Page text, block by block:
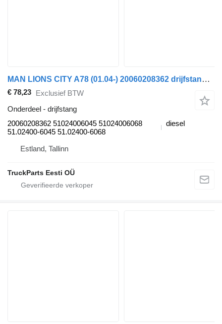
MAN LIONS CITY A78 (01.04-) 20060208362 drijfstang voor MAN Lion's bus (1991-)
€ 78,23 Exclusief BTW
Onderdeel - drijfstang
20060208362 51024006045 51024006068
51.02400-6045 51.02400-6068
diesel
Estland, Tallinn
TruckParts Eesti OÜ